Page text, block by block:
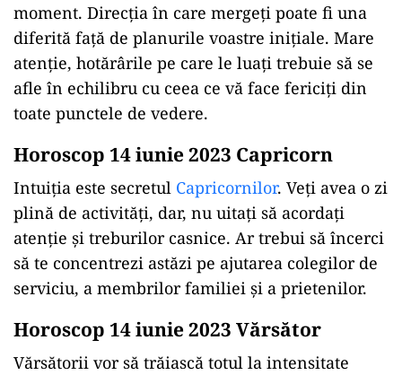
moment. Direcția în care mergeți poate fi una
diferită față de planurile voastre iniţiale. Mare
atenție, hotărârile pe care le luați trebuie să se
afle în echilibru cu ceea ce vă face fericiți din
toate punctele de vedere.
Horoscop 14 iunie 2023 Capricorn
Intuiţia este secretul Capricornilor. Veți avea o zi
plină de activități, dar, nu uitați să acordați
atenție și treburilor casnice. Ar trebui să încerci
să te concentrezi astăzi pe ajutarea colegilor de
serviciu, a membrilor familiei și a prietenilor.
Horoscop 14 iunie 2023 Vărsător
Vărsătorii vor să trăiască totul la intensitate